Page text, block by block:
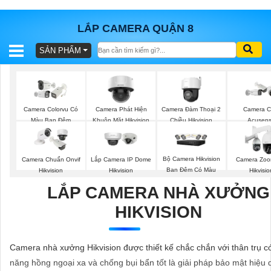
LẮP CAMERA QUẬN 8
BÁO
TRỌN
SẢN
PHẨM
LẮP
SẢN PHẨM
Camera Colorvu Có
Màu Ban Đêm
Camera Phát Hiện
Khuôn Mặt Hikvision
Camera Đàm Thoại 2
Chiều Hikvision
Camera
Camera Chuẩn Onvif
Hikvision
Lắp Camera IP Dome
Hikvision
Bộ Camera Hikvision
Ban Đêm Có Màu
Camera
LẮP CAMERA NHÀ XƯỞNG
HIKVISION
Camera nhà xưởng Hikvision được thiết kế chắc chắn với thân trụ
năng hồng ngoại xa và chống bụi bẩn tốt là giải pháp bảo mật hiệu